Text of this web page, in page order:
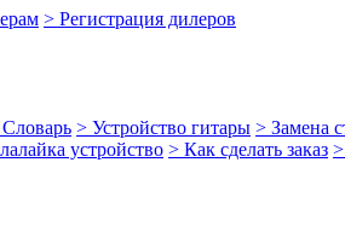
> Регистрация дилеров
> Устройство гитары > Замена
устройство > Как сделать заказ